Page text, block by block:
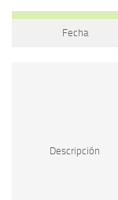
Fecha
Descripción